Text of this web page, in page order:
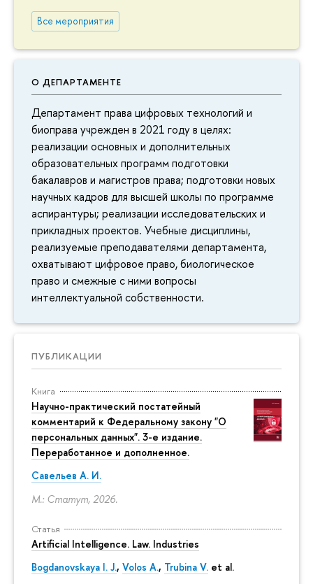
се мероприятия
О ДЕПАРТАМЕНТЕ
Департамент права цифровых технологий и
иоправа учрежден в 2021 году в целях:
реализации основных и дополнительных
образовательных программ подготовки
акалавров и магистров права; подготовки новых
научных кадров для высшей школы по программе
аспирантуры; реализации исследовательских и
прикладных проектов. Учебные дисциплины,
реализуемые преподавателями департамента,
охватывают цифровое право, биологическое
право и смежные с ними вопросы
интеллектуальной собственности.
ПУБЛИКАЦИИ
Книга
Научно-практический постатейный
комментарий к Федеральному закону "О
персональных данных". 3-е издание.
Переработанное и дополненное.
Савельев А. И.
М.: Статут, 2026.
Статья
Artificial Intelligence. Law. Industries
Bogdanovskaya I. J., Volos A., Trubina V. et al.